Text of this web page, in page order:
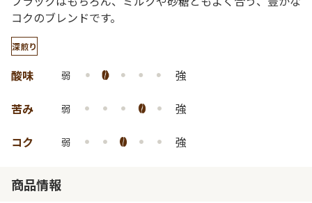
コクのブレンドです。
深煎り
酸味 弱
強
苦み
弱
強
コク
弱 強
商品情報